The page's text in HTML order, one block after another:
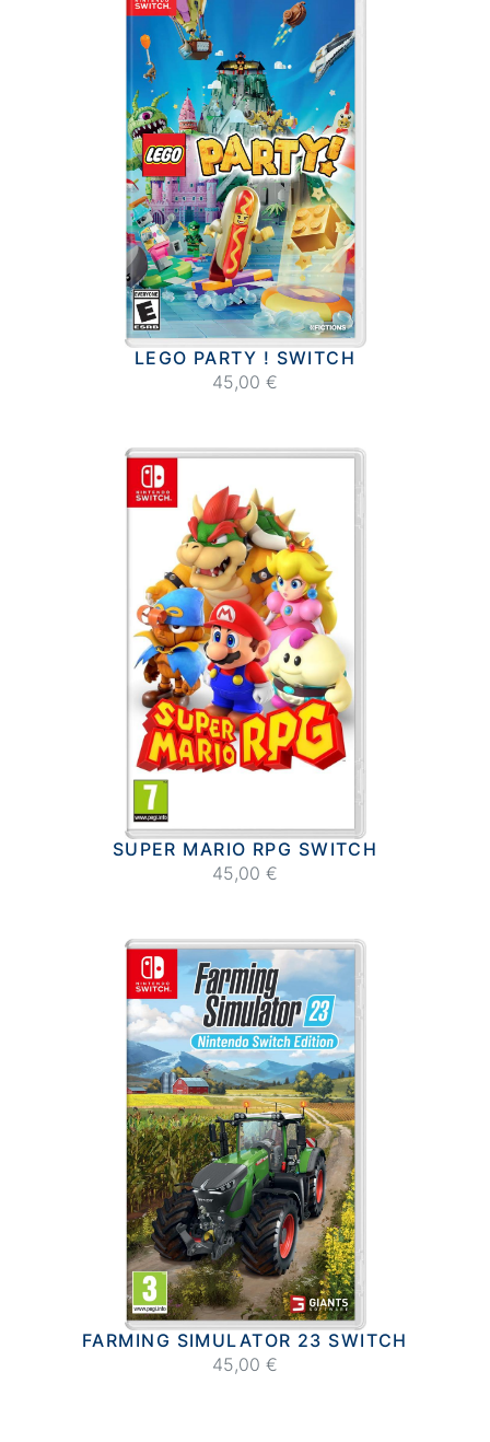
LEGO PARTY ! SWITCH
45,00 €
SUPER MARIO RPG SWITCH
45,00 €
FARMING SIMULATOR 23 SWITCH
45,00 €